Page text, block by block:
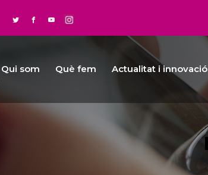
Qui som Què fem Actualitat i innovació